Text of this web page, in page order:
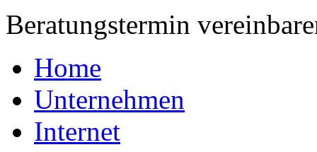
Beratungstermin
Home
Unternehmen
Internet